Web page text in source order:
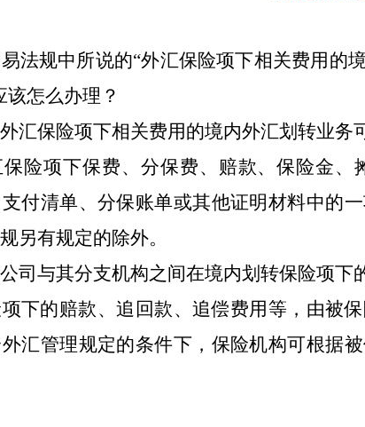
法规中所说的“外汇保险项下相关费用的
该怎么办理？
汇保险项下相关费用的境内外汇划转业务
保险项下保费、分保费、赔款、保险金
付清单、分保账单或其他证明材料中的
另有规定的除外。
公司与其分支机构之间在境内划转保险项
项下的赔款、追回款、追偿费用等，由被
汇管理规定的条件下，保险机构可根据